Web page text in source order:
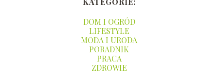
DOM I OGRÓD
LIFESTYLE
MODA I URODA
PORADNIK
PRACA
ZDROWIE